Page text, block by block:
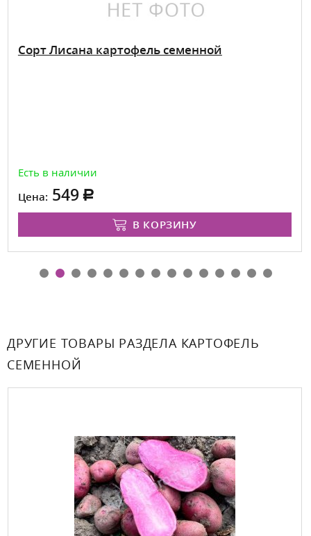
Сорт Лисана картофель семенной
Есть в наличии
Цена: 549
В КОРЗИНУ
ДРУГИЕ ТОВАРЫ РАЗДЕЛА КАРТОФЕЛЬ
СЕМЕННОЙ